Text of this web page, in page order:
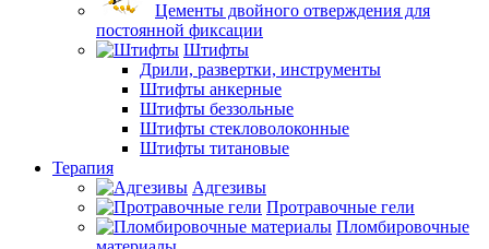
Цементы двойного отверждения для
постоянной фиксации
Штифты
Дрили, развертки, инструменты
Штифты анкерные
Штифты беззольные
Штифты стекловолоконные
Штифты титановые
Терапия
Адгезивы
Протравочные гели
Пломбировочные